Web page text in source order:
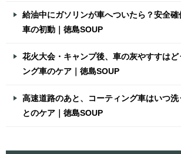
給油中にガソリンが車へついたら？安全
車の初動｜徳島SOUP
花火大会・キャンプ後、車の灰やすすはど
ング車のケア｜徳島SOUP
高速道路のあと、コーティング車はいつ
とのケア｜徳島SOUP